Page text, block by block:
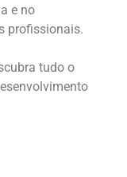
e no
profissionais.
tudo o